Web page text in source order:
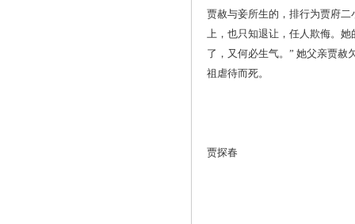
贾赦与妾所生的，排行为贾府
上，也只知退让，任人欺侮。
了，又何必生气。” 她父亲贾赦
祖虐待而死。
贾探春